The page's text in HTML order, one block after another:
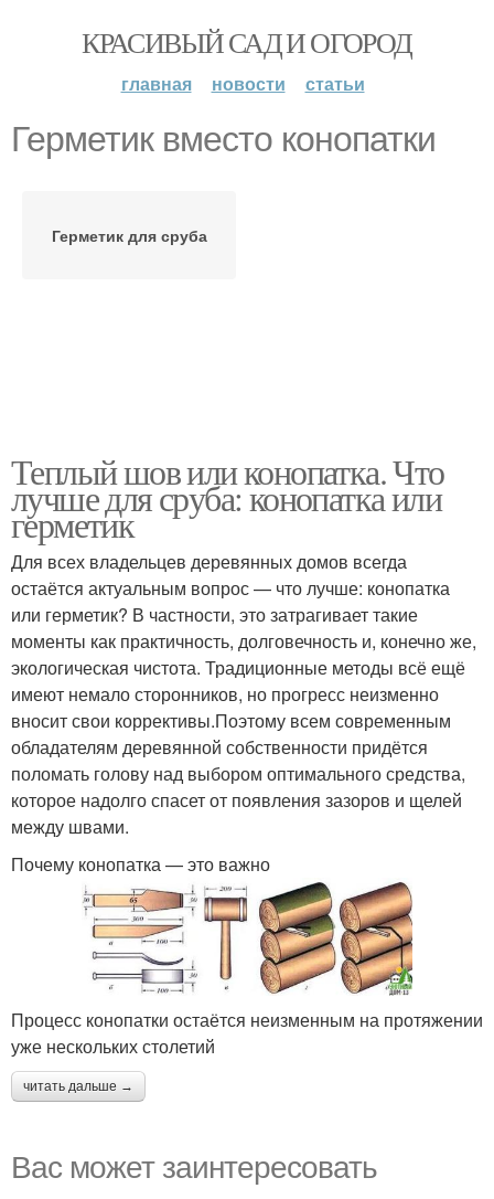
КРАСИВЫЙ САД И ОГОРОД
главная новости статьи
Герметик вместо конопатки
Герметик для сруба
Теплый шов или конопатка. Что
лучше для сруба: конопатка или
герметик
Для всех владельцев деревянных домов всегда
остаётся актуальным вопрос — что лучше: конопатка
или герметик? В частности, это затрагивает такие
моменты как практичность, долговечность и, конечно же,
экологическая чистота. Традиционные методы всё ещё
имеют немало сторонников, но прогресс неизменно
вносит свои коррективы.Поэтому всем современным
обладателям деревянной собственности придётся
поломать голову над выбором оптимального средства,
которое надолго спасет от появления зазоров и щелей
между швами.
Почему конопатка — это важно
Процесс конопатки остаётся неизменным на протяжении
уже нескольких столетий
читать дальше →
Вас может заинтересовать